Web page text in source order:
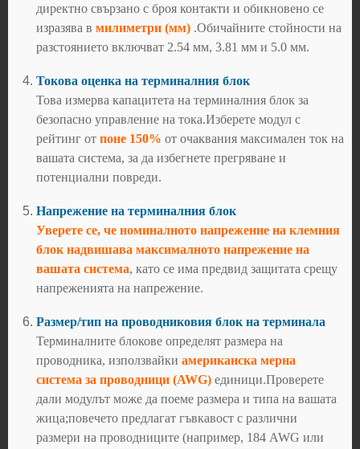
директно свързано с броя контакти и обикновено се
изразява в милиметри (мм) .Обичайните стойности на
разстоянието включват 2.54 мм, 3.81 мм и 5.0 мм.
Токова оценка на терминалния блок
Това измерва капацитета на терминалния блок за
безопасно управление на тока.Изберете модул с
рейтинг от поне 150% от очаквания максимален ток на
вашата система, за да избегнете прегряване и
потенциални повреди.
Напрежение на терминалния блок
Уверете се, че номиналното напрежение на клемния
блок надвишава максималното напрежение на
вашата система, като се има предвид защитата срещу
напреженията на напрежение.
Размер/тип на проводниковия блок на терминала
Терминалните блокове определят размера на
проводника, използвайки американска мерна
система за проводници (AWG) единици.Проверете
дали модулът може да поеме размера и типа на вашата
жица;повечето предлагат гъвкавост с различни
размери на проводниците (например, 184 AWG или